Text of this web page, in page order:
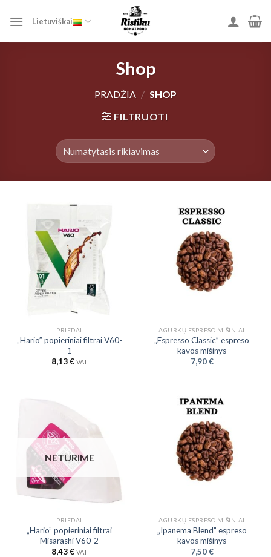
Lietuviškai
Shop
PRADŽIA / SHOP
FILTRUOTI
PRIEDAI
„Hario” popieriniai filtrai V60-
1
8,13€ VAT
AGURKŲ ESPRESO MIŠINIAI
„Espresso Classic” espreso
kavos mišinys
7,90€
NETURIME
PRIEDAI
„Hario” popieriniai filtrai
Misarashi V60-2
8,43€ VAT
AGURKŲ ESPRESO MIŠINIAI
„Ipanema Blend” espreso
kavos mišinys
7,50€